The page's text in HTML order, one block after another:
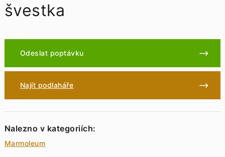
švestka
Odeslat poptávku
Najít podlaháře
Nalezno v kategoriích:
Marmoleum